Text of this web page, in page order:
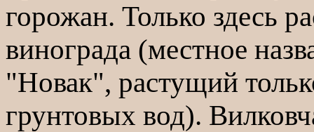
горожан. Только здесь
винограда (местное
"Новак", растущий
грунтовых вод).